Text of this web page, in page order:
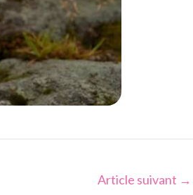
Article suivant →